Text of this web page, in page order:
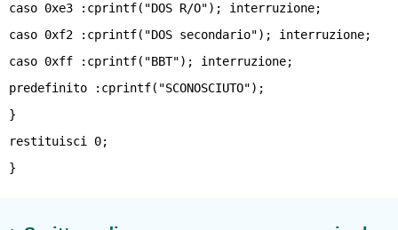
caso 0xe3 :cprintf("DOS R/O"); interruzione;
caso 0xf2 :cprintf("DOS secondario"); interruzione;
caso 0xff :cprintf("BBT"); interruzione;
predefinito :cprintf("SCONOSCIUTO");
}
restituisci 0;